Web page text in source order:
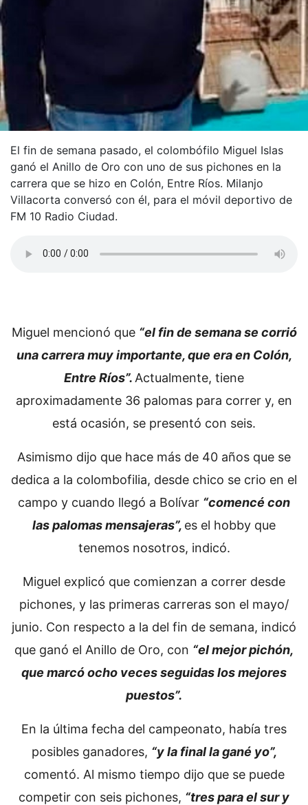
El fin de semana pasado, el colombófilo Miguel Islas
ganó el Anillo de Oro con uno de sus pichones en la
carrera que se hizo en Colón, Entre Ríos. Milanjo
Villacorta conversó con él, para el móvil deportivo de
FM 10 Radio Ciudad.
Miguel mencionó que “el fin de semana se corrió
una carrera muy importante, que era en Colón,
Entre Ríos”. Actualmente, tiene
aproximadamente 36 palomas para correr y, en
está ocasión, se presentó con seis.
Asimismo dijo que hace más de 40 años que se
dedica a la colombofilia, desde chico se crio en el
campo y cuando llegó a Bolívar “comencé con
las palomas mensajeras”, es el hobby que
tenemos nosotros, indicó.
Miguel explicó que comienzan a correr desde
pichones, y las primeras carreras son el mayo/
junio. Con respecto a la del fin de semana, indicó
que ganó el Anillo de Oro, con “el mejor pichón,
que marcó ocho veces seguidas los mejores
puestos”.
En la última fecha del campeonato, había tres
posibles ganadores, “y la final la gané yo”,
comentó. Al mismo tiempo dijo que se puede
competir con seis pichones, “tres para el sur y